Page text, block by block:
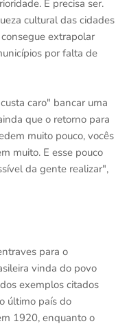
E precisa ser.
cultural das cidades
extrapolar
por falta de
caro" bancar uma
que o retorno para
muito pouco, vocês
muito. E esse pouco
da gente realizar",
para o
vinda do povo
exemplos citados
último país do
1920, enquanto o